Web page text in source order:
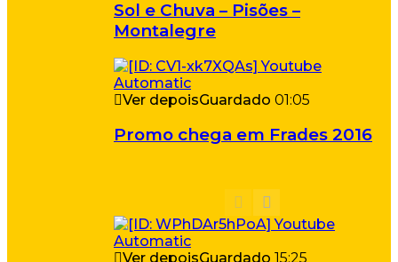
Sol e Chuva – Pisões –
Montalegre
Ver depoisGuardado 01:05
Promo chega em Frades 2016
Ver depoisGuardado 15:25